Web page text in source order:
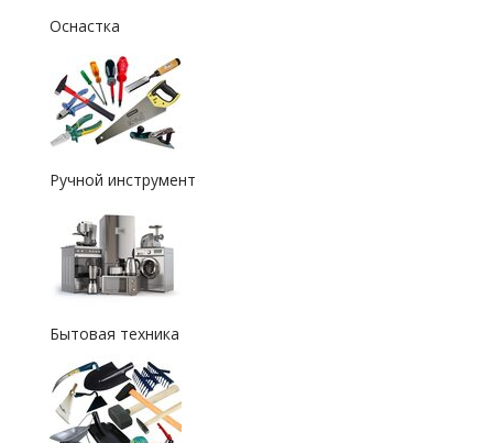
Оснастка
Ручной инструмент
Бытовая техника